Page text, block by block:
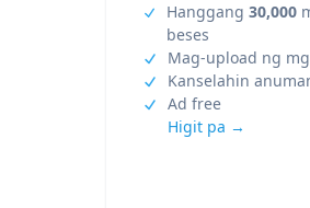
Hanggang 30,000
beses
Mag-upload ng
Kanselahin
Ad free
Higit pa →